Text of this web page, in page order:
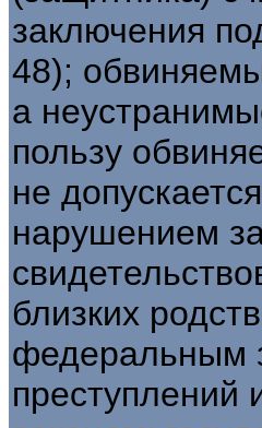
заключения
48);
а
пользу
не
нарушением
близких
федеральным
преступлений